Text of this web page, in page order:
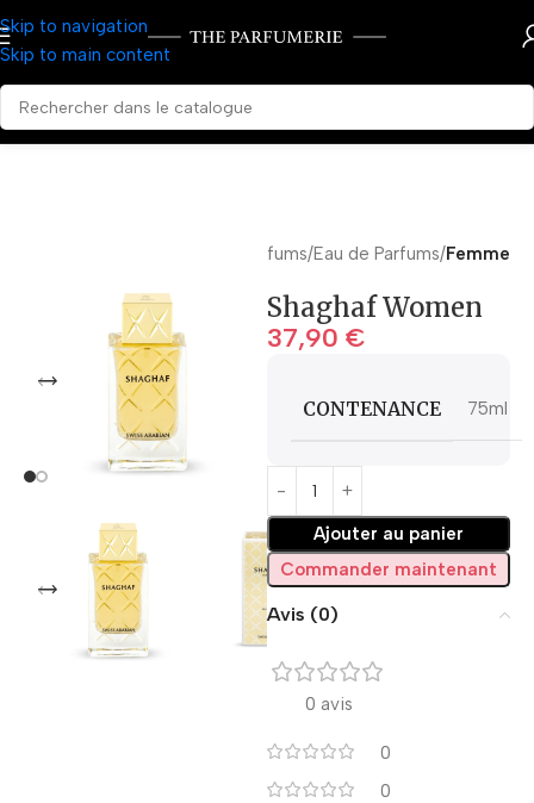
Skip to navigation
Skip to main content
Parfums Eau de Parfums Femme
Shaghaf Women
37,90 €
CONTENANCE 75ml
Ajouter au panier
Commander maintenant
Avis (0)
0 avis
0
0